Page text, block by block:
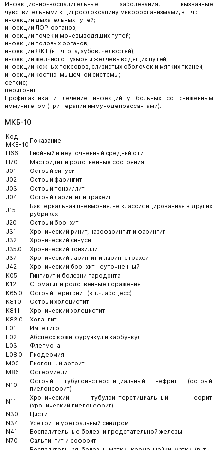
Инфекционно-воспалительные заболевания, вызванные
чувствительными к ципрофлоксацину микроорганизмами, в т.ч.:
инфекции дыхательных путей;
инфекции ЛОР-органов;
инфекции почек и мочевыводящих путей;
инфекции половых органов;
инфекции ЖКТ (в т.ч. рта, зубов, челюстей);
инфекции желчного пузыря и желчевыводящих путей;
инфекции кожных покровов, слизистых оболочек и мягких тканей;
инфекции костно-мышечной системы;
сепсис;
перитонит.
Профилактика и лечение инфекций у больных со сниженным
иммунитетом (при терапии иммунодепрессантами).
МКБ-10
Код
МКБ-10
Показание
H66
Гнойный и неуточненный средний отит
H70
Мастоидит и родственные состояния
J01
Острый синусит
J02
Острый фарингит
J03
Острый тонзиллит
J04
Острый ларингит и трахеит
J15
Бактериальная пневмония, не классифицированная в других
рубриках
J20
Острый бронхит
J31
Хронический ринит, назофарингит и фарингит
J32
Хронический синусит
J35.0
Хронический тонзиллит
J37
Хронический ларингит и ларинготрахеит
J42
Хронический бронхит неуточненный
K05
Гингивит и болезни пародонта
K12
Стоматит и родственные поражения
K65.0
Острый перитонит (в т.ч. абсцесс)
K81.0
Острый холецистит
K81.1
Хронический холецистит
K83.0
Холангит
L01
Импетиго
L02
Абсцесс кожи, фурункул и карбункул
L03
Флегмона
L08.0
Пиодермия
M00
Пиогенный артрит
M86
Остеомиелит
N10
Острый тубулоинстерстициальный нефрит (острый
пиелонефрит)
N11
Хронический тубулоинтерстициальный нефрит
(хронический пиелонефрит)
N30
Цистит
N34
Уретрит и уретральный синдром
N41
Воспалительные болезни предстательной железы
N70
Сальпингит и оофорит